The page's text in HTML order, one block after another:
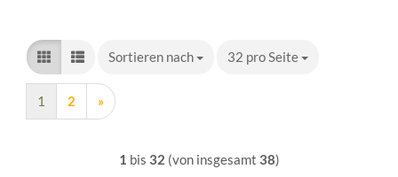
Sortieren nach
Sortieren nach 32 pro Seite
pro Seite
1 2 »
1 bis 32 (von insgesamt 38)